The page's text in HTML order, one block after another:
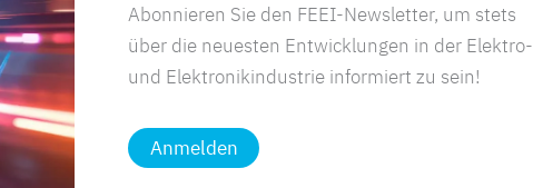
Abonnieren Sie den FEEI-Newsletter, um stets
über die neuesten Entwicklungen in der Elektro-
und Elektronikindustrie informiert zu sein!
Anmelden